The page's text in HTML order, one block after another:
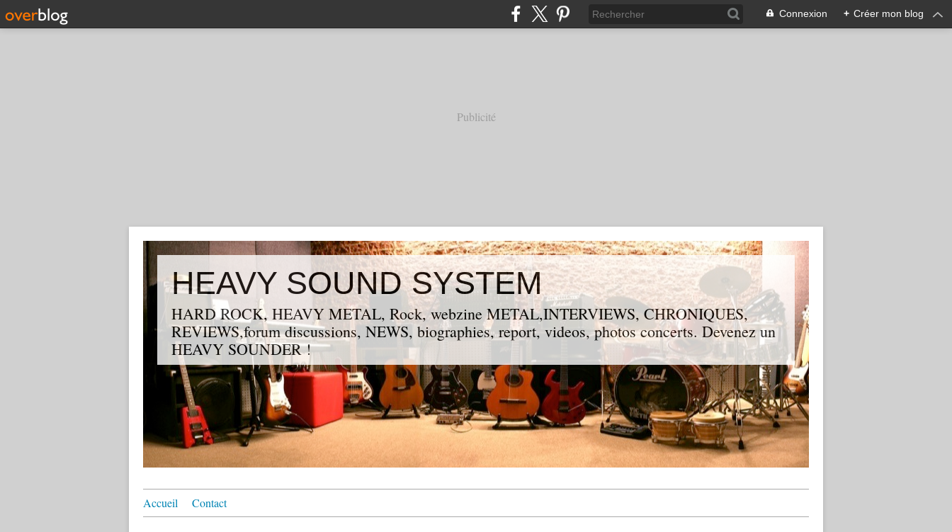
Connexion + Créer mon blog
Publicité
HEAVY SOUND SYSTEM
HARD ROCK, HEAVY METAL, Rock, webzine METAL,INTERVIEWS, CHRONIQUES,
REVIEWS,forum discussions, NEWS, biographies, report, videos, photos concerts. Devenez un
HEAVY SOUNDER !
Accueil Contact